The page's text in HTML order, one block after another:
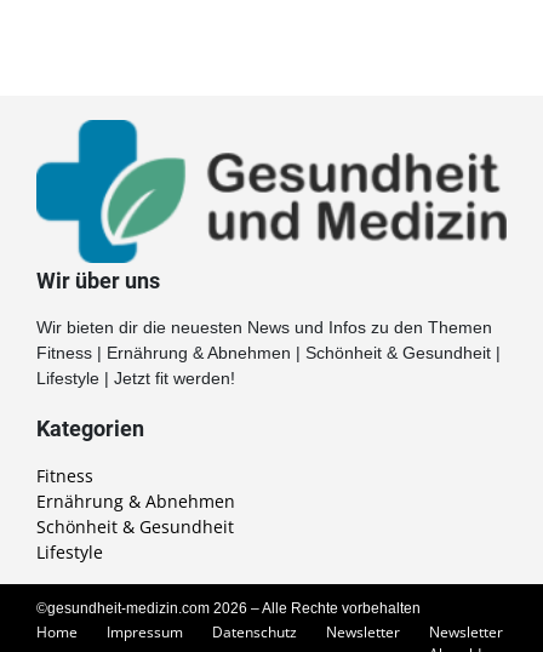
Wir über uns
Wir bieten dir die neuesten News und Infos zu den Themen
Fitness | Ernährung & Abnehmen | Schönheit & Gesundheit |
Lifestyle | Jetzt fit werden!
Kategorien
Fitness
Ernährung & Abnehmen
Schönheit & Gesundheit
Lifestyle
©gesundheit-medizin.com 2026 – Alle Rechte vorbehalten
Home Impressum Datenschutz Newsletter
Newsletter